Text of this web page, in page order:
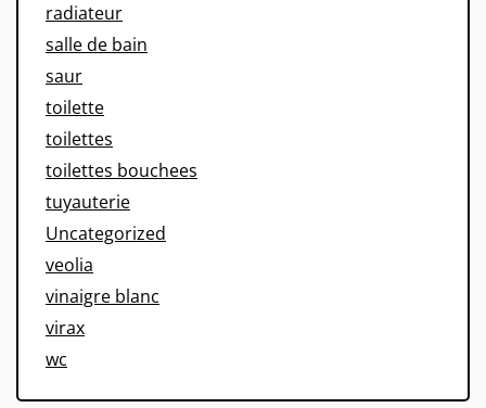
radiateur
salle de bain
saur
toilette
toilettes
toilettes bouchees
tuyauterie
Uncategorized
veolia
vinaigre blanc
virax
wc